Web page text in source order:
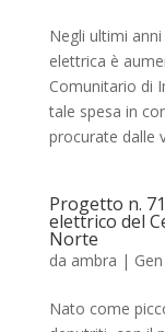
Negli ultimi
elettrica è
Comunitario di
tale spesa in
procurate dalle
Progetto n.
elettrico del
Norte
da ambra |
Nato come